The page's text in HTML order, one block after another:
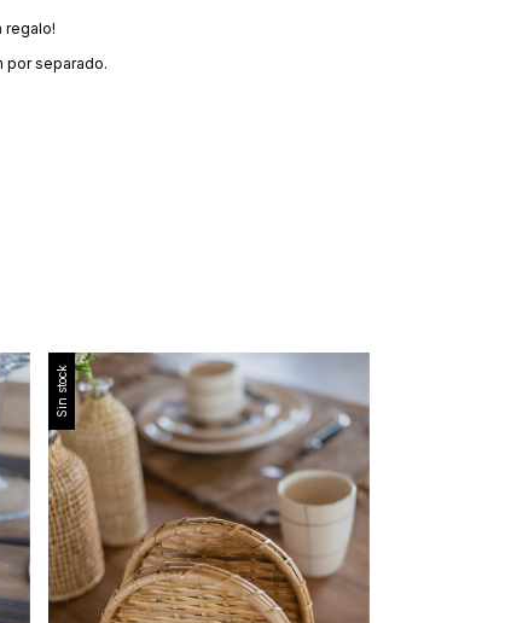
regalo!
por separado.
Sin stock